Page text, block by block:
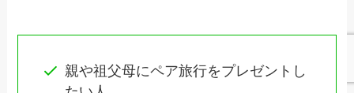
親や祖父母にペア旅行をプレゼントし